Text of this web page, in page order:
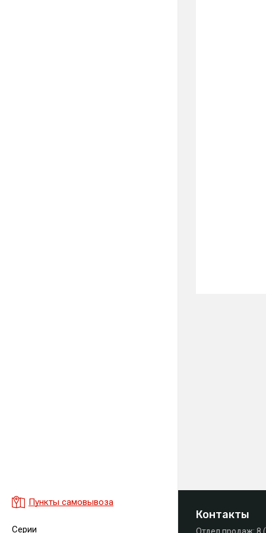
Пункты самовывоза
Серии
Контакты